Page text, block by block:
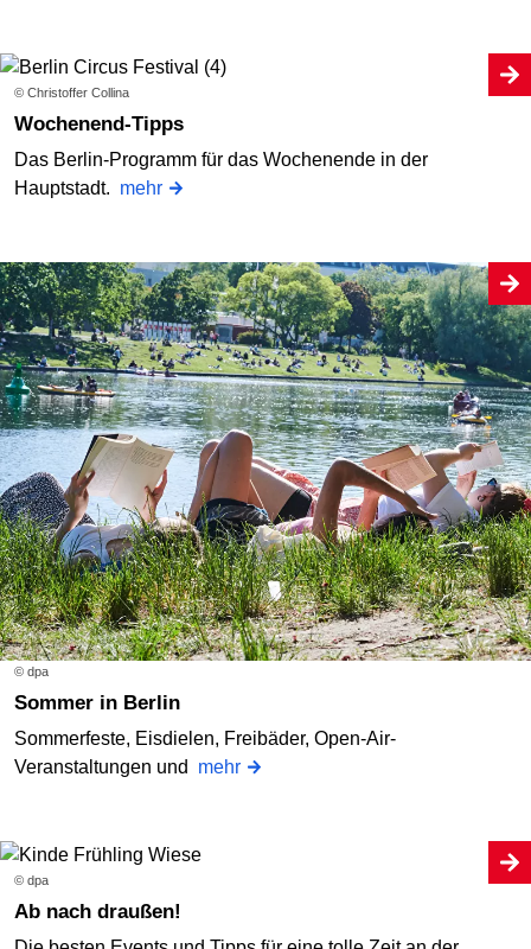
© Christoffer Collina
Wochenend-Tipps
Das Berlin-Programm für das Wochenende in der
Hauptstadt. mehr
© dpa
Sommer in Berlin
Sommerfeste, Eisdielen, Freibäder, Open-Air-
Veranstaltungen und mehr
© dpa
Ab nach draußen!